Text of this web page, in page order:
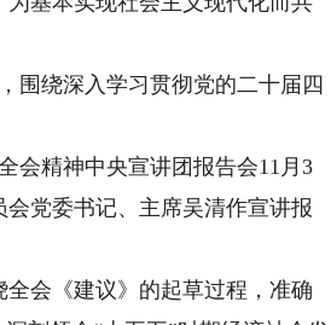
绕深入学习贯彻党的二十届四
会精神中央宣讲团报告会11月3
党委书记、主席吴清作宣讲报
会《建议》的起草过程，准确